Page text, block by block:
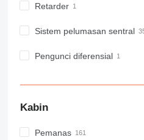
PM
Retarder
Sistem pelumasan sentral
Pengunci diferensial
Kabin
Pemanas